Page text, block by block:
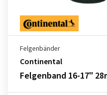
Felgenbänder
Continental
Felgenband 16-17"